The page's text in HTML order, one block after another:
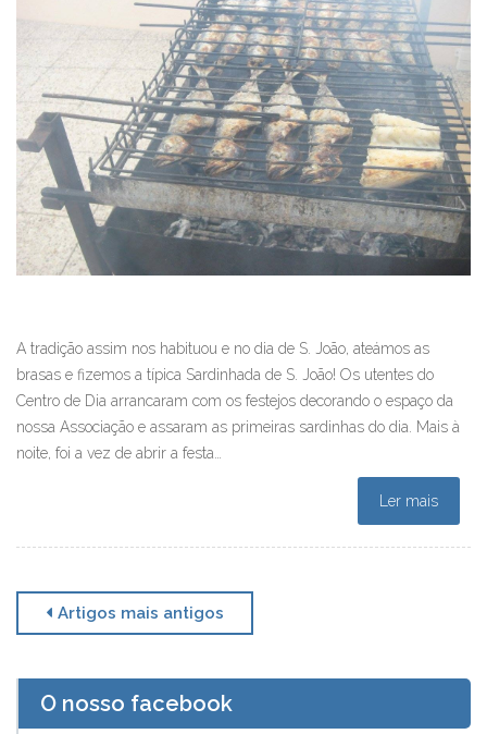
A tradição assim nos habituou e no dia de S. João, ateámos as
brasas e fizemos a típica Sardinhada de S. João! Os utentes do
Centro de Dia arrancaram com os festejos decorando o espaço da
nossa Associação e assaram as primeiras sardinhas do dia. Mais à
noite, foi a vez de abrir a festa…
Ler mais
Navegação
artigos
Artigos mais antigos
O nosso facebook